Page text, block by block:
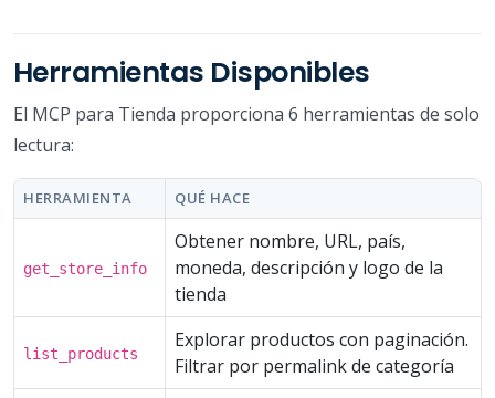
Herramientas Disponibles
El MCP para Tienda proporciona 6 herramientas de solo
lectura:
HERRAMIENTA QUÉ HACE
get_store_info
Obtener nombre, URL, país,
moneda, descripción y logo de la
tienda
list_products
Explorar productos con paginación.
Filtrar por permalink de categoría